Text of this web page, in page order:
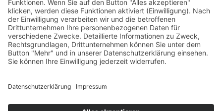
ph@heberlein-consultants.de
HEBERLEIN CONSULTANTS | Executive Search
+49-89-21528687-0